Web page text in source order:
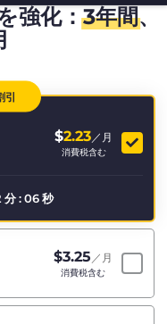
グ
ル
ゲ
シ
ョ
強化：3年間、
引
$2.23 ／月
消費税含む
分:05秒
$3.25 ／月
消費税含む